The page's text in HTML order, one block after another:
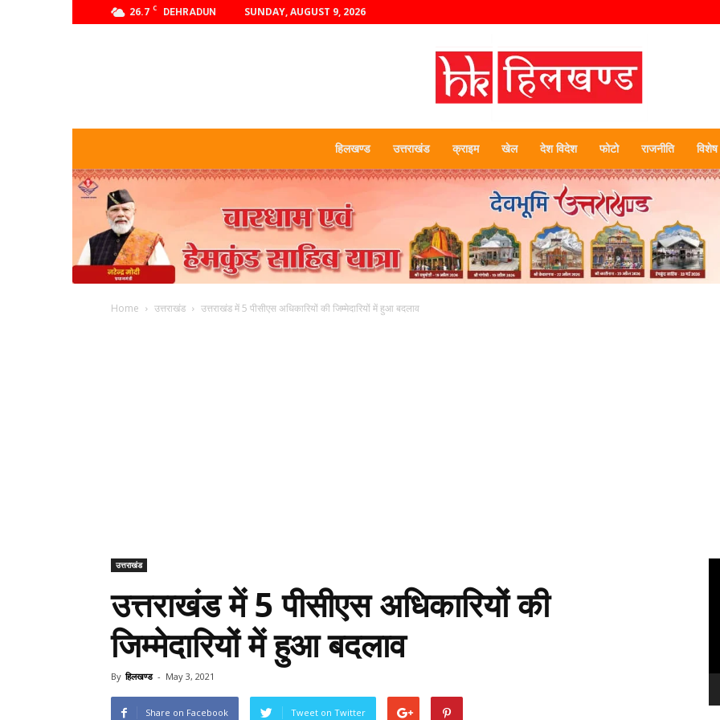
26.7 C DEHRADUN SUNDAY, AUGUST 9, 2026
हिलखण्ड
हिलखण्ड उत्तराखंड क्राइम खेल देश विदेश फोटो राजनीति विशेष
Home उत्तराखंड उत्तराखंड में 5 पीसीएस अधिकारियों की जिम्मेदारियों में हुआ बदलाव
उत्तराखंड
उत्तराखंड में 5 पीसीएस अधिकारियों की
जिम्मेदारियों में हुआ बदलाव
By हिलखण्ड - May 3, 2021
Share on Facebook Tweet on Twitter